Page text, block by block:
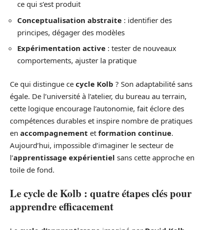
ce qui s’est produit
Conceptualisation abstraite : identifier des
principes, dégager des modèles
Expérimentation active : tester de nouveaux
comportements, ajuster la pratique
Ce qui distingue ce cycle Kolb ? Son adaptabilité sans
égale. De l’université à l’atelier, du bureau au terrain,
cette logique encourage l’autonomie, fait éclore des
compétences durables et inspire nombre de pratiques
en accompagnement et formation continue.
Aujourd’hui, impossible d’imaginer le secteur de
l’apprentissage expérientiel sans cette approche en
toile de fond.
Le cycle de Kolb : quatre étapes clés pour
apprendre efficacement